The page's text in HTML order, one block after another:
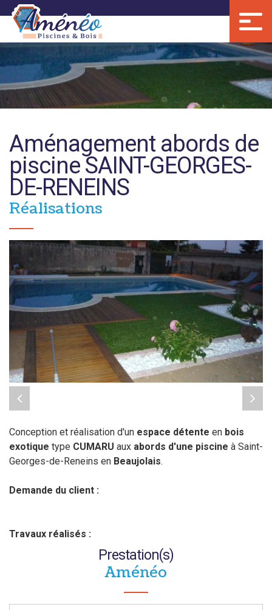
Aménéo Piscines
Aménagement abords de
piscine SAINT-GEORGES-
DE-RENEINS
Réalisations
Conception et réalisation d'un espace détente en bois
exotique type CUMARU aux abords d'une piscine à Saint-
Georges-de-Reneins en Beaujolais.
Demande du client :
Travaux réalisés :
Prestation(s)
Aménéo